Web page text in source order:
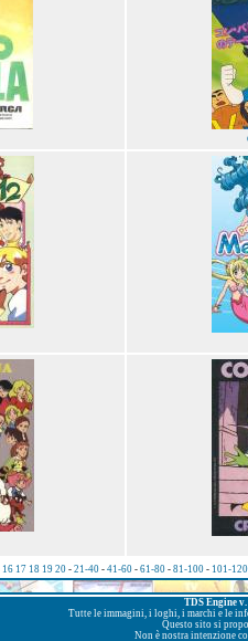
16 17 18 19 20 - 21-40 - 41-60 - 61-80 - 81-100 - 101-120
TDS Engine
Tutte le immagini, i loghi, i marchi e le
Questo sito si
Non è nostra intenzione